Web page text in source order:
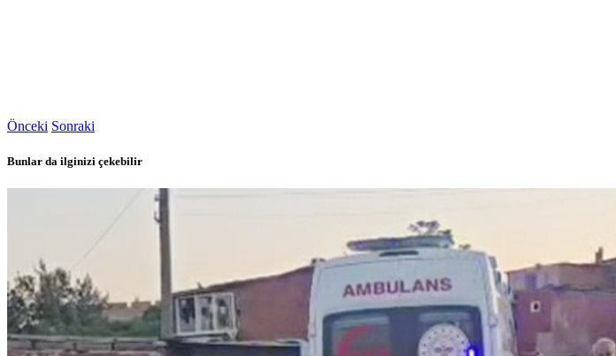
Önceki Sonraki
Bunlar da ilginizi çekebilir